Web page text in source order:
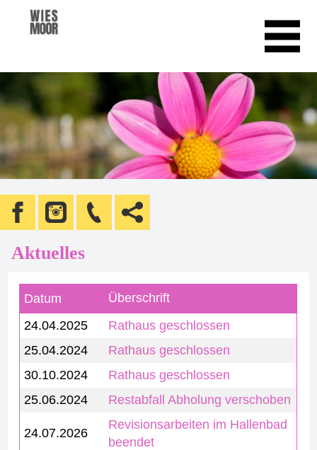
Aktuelles
Datum
Überschrift
24.04.2025
Rathaus geschlossen
25.04.2024
Rathaus geschlossen
30.10.2024
Rathaus geschlossen
25.06.2024
Restabfall Abholung verschoben
24.07.2026
Revisionsarbeiten im Hallenbad
beendet